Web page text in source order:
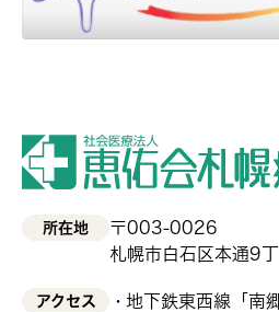
所在地
〒003-0026
札幌市白石区本通9
アクセス
地下鉄東西線「南